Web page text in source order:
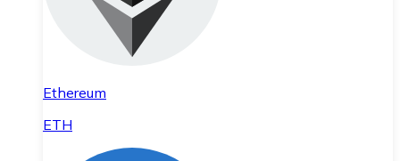
Ethereum
ETH